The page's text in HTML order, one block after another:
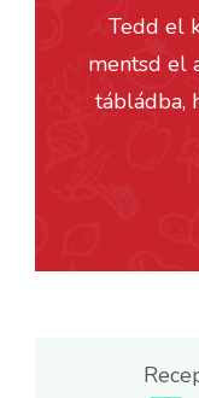
Tedd el
mentsd el
tábládba,